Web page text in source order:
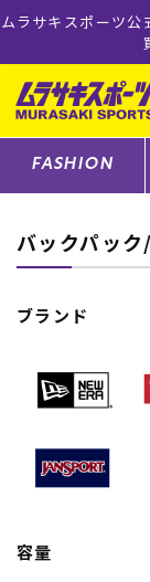
ムラサキスポーツ
ゲスト様
ログ
ファッ
サーフ
FASHION
バックパッ
ブランド
容量